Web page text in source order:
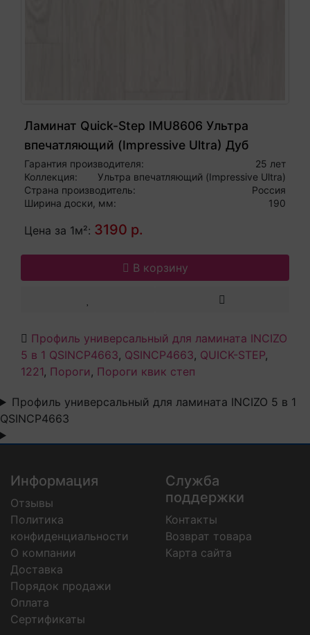
Ламинат Quick-Step IMU8606 Ультра
впечатляющий (Impressive Ultra) Дуб
арктический влагостойкий 33 класс
Гарантия производителя:
25 лет
Коллекция:
Ультра впечатляющий (Impressive Ultra)
Страна производитель:
Россия
Ширина доски, мм:
190
Цена за 1м²: 3190 р.
В корзину
Профиль универсальный для ламината INCIZO
5 в 1 QSINCP4663, QSINCP4663, QUICK-STEP,
1221, Пороги, Пороги квик степ
Профиль универсальный для ламината INCIZO 5 в 1
QSINCP4663
Информация
Отзывы
Политика
конфиденциальности
О компании
Доставка
Порядок продажи
Оплата
Сертификаты
Служба
поддержки
Контакты
Возврат товара
Карта сайта